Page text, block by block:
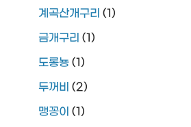
계곡산개구리 (1)
금개구리 (1)
도롱뇽 (1)
두꺼비 (2)
맹꽁이 (1)